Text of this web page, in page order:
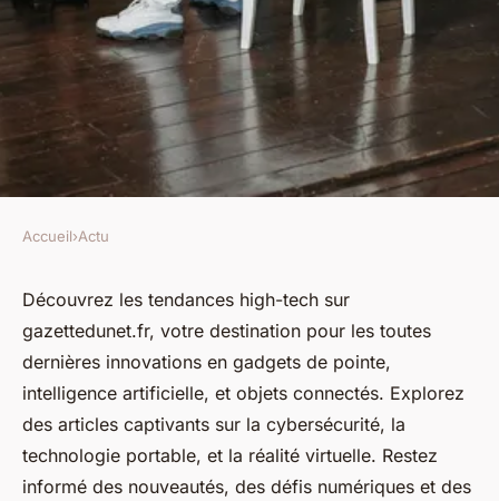
Les dernières tendances high-
tech sur gazettedunet.fr
Ali•24 juillet 2024•2 min de lecture
Accueil›Actu
Découvrez les tendances high-tech sur
gazettedunet.fr, votre destination pour les toutes
dernières innovations en gadgets de pointe,
intelligence artificielle, et objets connectés. Explorez
des articles captivants sur la cybersécurité, la
technologie portable, et la réalité virtuelle. Restez
informé des nouveautés, des défis numériques et des